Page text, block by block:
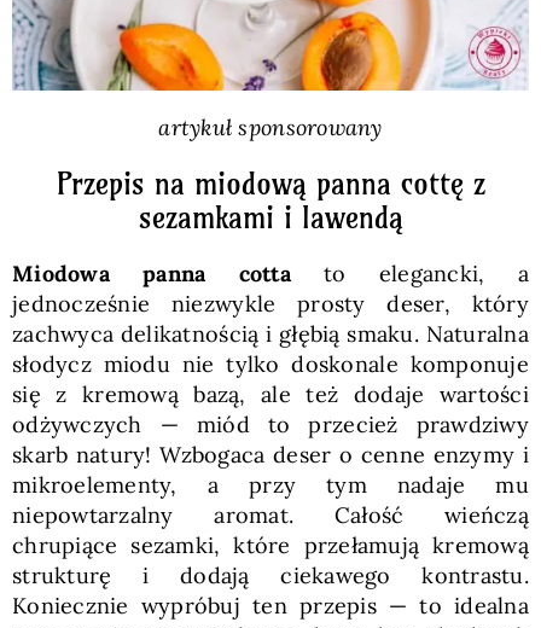
Posiłki
Kuchnie świata
SKLEP
Polski
artykuł sponsorowany
Przepis na miodową panna cottę z
sezamkami i lawendą
Miodowa panna cottato elegancki, a
jednocześnie niezwykle prosty deser, który
zachwyca delikatnością i głębią smaku. Naturalna
słodycz miodu nie tylko doskonale komponuje
się z kremową bazą, ale też dodaje wartości
odżywczych — miód to przecież prawdziwy
skarb natury! Wzbogaca deser o cenne enzymy i
mikroelementy, a przy tym nadaje mu
niepowtarzalny aromat. Całość wieńczą
chrupiące sezamki, które przełamują kremową
strukturę i dodają ciekawego kontrastu.
Koniecznie wypróbuj ten przepis — to idealna